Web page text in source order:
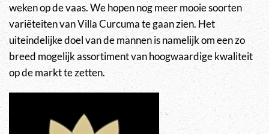
weken op de vaas. We hopen nog meer mooie soorten
variëteiten van Villa Curcuma te gaan zien. Het
uiteindelijke doel van de mannen is namelijk om een zo
breed mogelijk assortiment van hoogwaardige kwaliteit
op de markt te zetten.